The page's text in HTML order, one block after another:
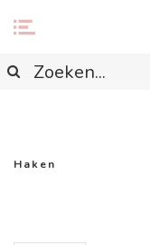
Haken